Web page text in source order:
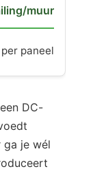
muur
paneel
DC-
ga je wél